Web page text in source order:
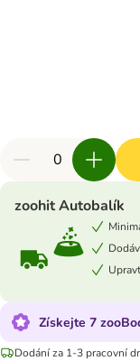
zoohit Autobalík
Získejte 7
Dodání za 1-3 pracovní